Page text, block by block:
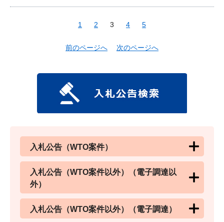
1 2 3 4 5
前のページへ 次のページへ
入札公告（WTO案件）
入札公告（WTO案件以外）（電子調達以
外）
入札公告（WTO案件以外）（電子調達）